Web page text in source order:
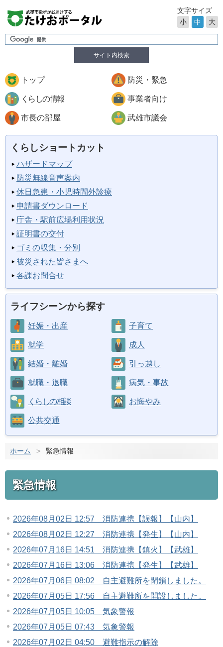
サイト内検索
文字サイズ
小
中 大
トップ 防災・緊急
くらしの情報 事業者向け
市長の部屋 武雄市議会
くらしショートカット
ハザードマップ
防災無線音声案内
休日急患・小児時間外診療
申請書ダウンロード
庁舎・駅前広場利用状況
証明書の交付
ゴミの収集・分別
被災された皆さまへ
各課お問合せ
ライフシーンから探す
妊娠・出産 子育て
就学 成人
結婚・離婚 引っ越し
就職・退職 病気・事故
くらしの相談 お悔やみ
公共交通
ホーム > 緊急情報
緊急情報
2026年08月02日 12:57 消防連携【誤報】【山内】
2026年08月02日 12:27 消防連携【発生】【山内】
2026年07月16日 14:51 消防連携【鎮火】【武雄】
2026年07月16日 13:06 消防連携【発生】【武雄】
2026年07月06日 08:02 自主避難所を閉鎖しました。
2026年07月05日 17:56 自主避難所を開設しました。
2026年07月05日 10:05 気象警報
2026年07月05日 07:43 気象警報
2026年07月02日 04:50 避難指示の解除